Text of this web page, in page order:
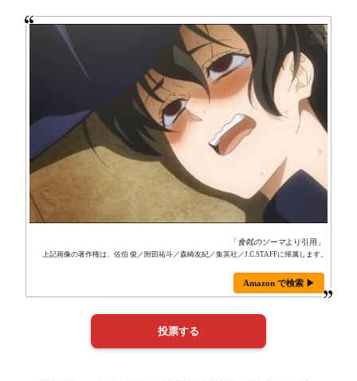
「食戟のソーマより引用」
上記画像の著作権は、佐伯 俊／附田祐斗／森崎友紀／集英社／J.C.STAFFに帰属します。
Amazon で検索 ▶